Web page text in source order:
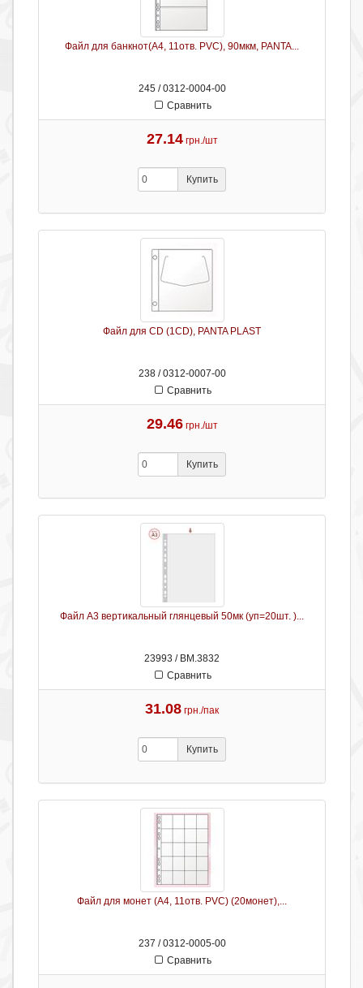
Файл для банкнот(А4, 11отв. PVC), 90мкм, PANTA...
245 / 0312-0004-00
Сравнить
27.14 грн./шт
Купить
Файл для CD (1CD), PANTA PLAST
238 / 0312-0007-00
Сравнить
29.46 грн./шт
Купить
Файл А3 вертикальный глянцевый 50мк (уп=20шт. )...
23993 / ВМ.3832
Сравнить
31.08 грн./пак
Купить
Файл для монет (А4, 11отв. PVC) (20монет),...
237 / 0312-0005-00
Сравнить